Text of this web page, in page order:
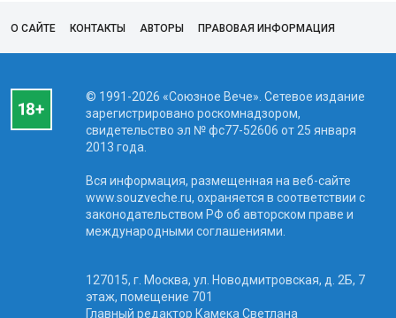
О САЙТЕ КОНТАКТЫ АВТОРЫ ПРАВОВАЯ ИНФОРМАЦИЯ
© 1991-2026 «Союзное Вече». Сетевое издание
зарегистрировано роскомнадзором,
свидетельство эл № фc77-52606 от 25 января
2013 года.
Вся информация, размещенная на веб-сайте
www.souzveche.ru, охраняется в соответствии с
законодательством РФ об авторском праве и
международными соглашениями.
127015, г. Москва, ул. Новодмитровская, д. 2Б, 7
этаж, помещение 701
Главный редактор Камека Светлана